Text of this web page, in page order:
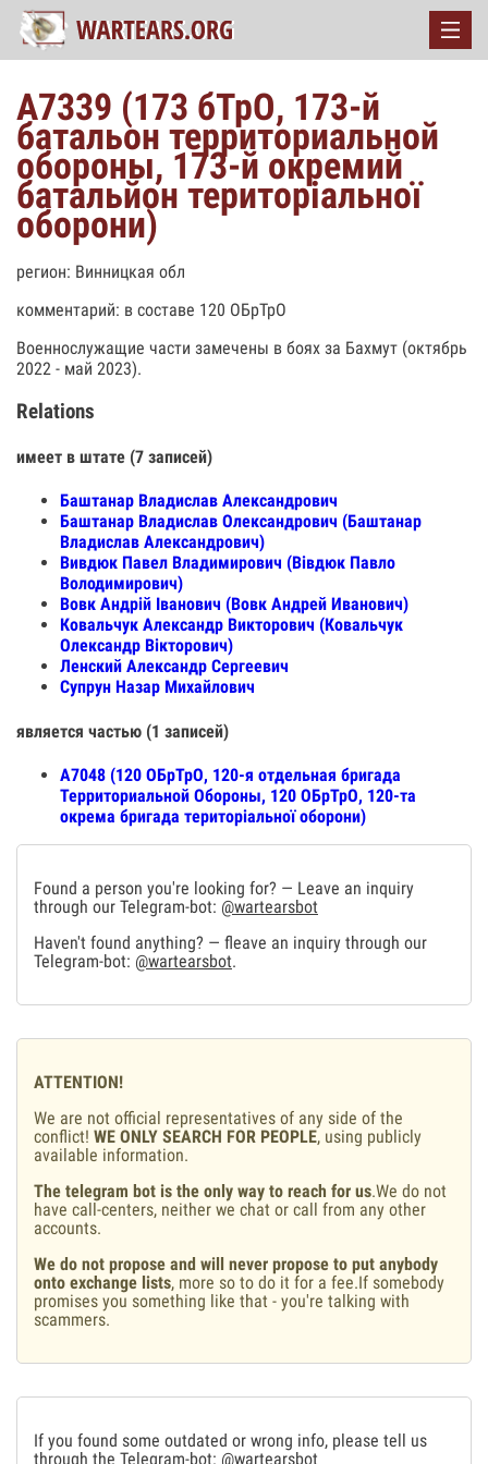
А7339 (173 бТрО, 173-й
батальон территориальной
обороны, 173-й окремий
батальйон територіальної
оборони)
регион: Винницкая обл
комментарий: в составе 120 ОБрТрО
Военнослужащие части замечены в боях за Бахмут (октябрь
2022 - май 2023).
Relations
имеет в штате (7 записей)
Баштанар Владислав Александрович
Баштанар Владислав Олександрович (Баштанар
Владислав Александрович)
Вивдюк Павел Владимирович (Вівдюк Павло
Володимирович)
Вовк Андрій Іванович (Вовк Андрей Иванович)
Ковальчук Александр Викторович (Ковальчук
Олександр Вікторович)
Ленский Александр Сергеевич
Супрун Назар Михайлович
является частью (1 записей)
А7048 (120 ОБрТрО, 120-я отдельная бригада
Территориальной Обороны, 120 ОБрТрО, 120-та
окрема бригада територіальної оборони)
Found a person you're looking for? — Leave an inquiry
through our Telegram-bot: @wartearsbot
Haven't found anything? — fleave an inquiry through our
Telegram-bot: @wartearsbot.
ATTENTION!
We are not official representatives of any side of the
conflict! WE ONLY SEARCH FOR PEOPLE, using publicly
available information.
The telegram bot is the only way to reach for us.We do not
have call-centers, neither we chat or call from any other
accounts.
We do not propose and will never propose to put anybody
onto exchange lists, more so to do it for a fee.If somebody
promises you something like that - you're talking with
scammers.
If you found some outdated or wrong info, please tell us
through the Telegram-bot: @wartearsbot